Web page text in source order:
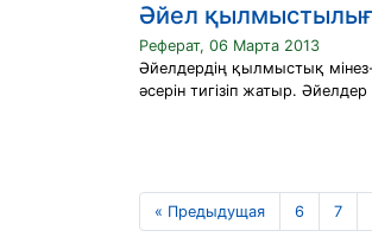
Әйел
Реферат, 06 Марта 2013
Әйелдердiң қылмыстық
әсерiн тигiзiп жатыр.
« Предыдущая 6 7